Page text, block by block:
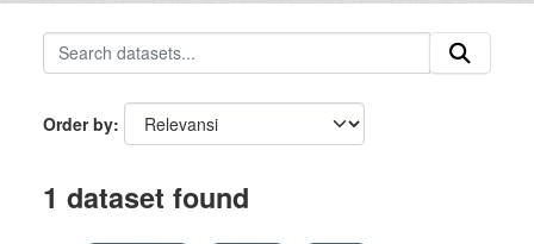
Order by
1 dataset found